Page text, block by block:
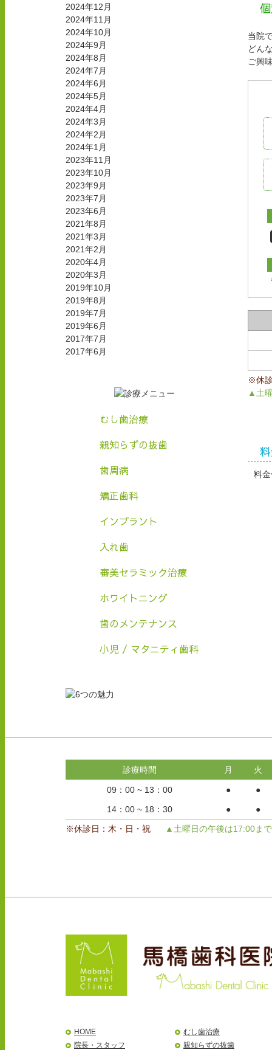
2024年12月
2024年11月
2024年10月
2024年9月
2024年8月
2024年7月
2024年6月
2024年5月
2024年4月
2024年3月
2024年2月
2024年1月
2023年11月
2023年10月
2023年9月
2023年7月
2023年6月
2021年8月
2021年3月
2021年2月
2020年4月
2020年3月
2019年10月
2019年8月
2019年7月
2019年6月
2017年7月
2017年6月
むし歯治療
親知らずの抜歯
歯周病
矯正歯科
インプラント
入れ歯
審美セラミック治療
ホワイトニング
歯のメンテナンス
小児 / マタニティ歯科
当院
どん
ご興
※休
▲土
料
診療時間 月 火
09：00 ~ 13：00 ●
●
14：00 ~ 18：30
●
●
※休診日：木・日・祝
▲土曜日の午後は17:00まで
HOME
院長・スタッフ
むし歯治療
親知らずの抜歯